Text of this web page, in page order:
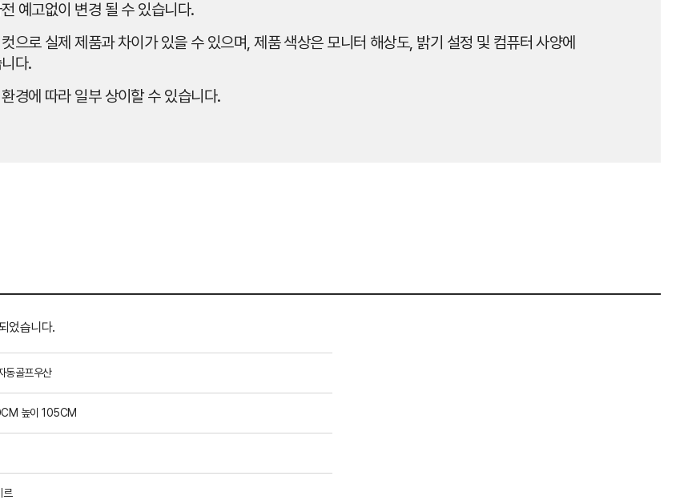
예고없이 변경 될 수 있습니다.
으로 실제 제품과 차이가 있을 수 있으며, 제품 색상은 모니터 해상도, 밝기 설정 및 컴퓨터 사양에
다.
경에 따라 일부 상이할 수 있습니다.
었습니다.
동골프우산
높이 105CM
르